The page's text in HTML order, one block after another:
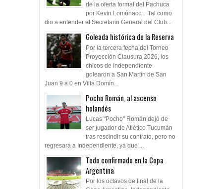
de la oferta formal del Pachuca
por Kevin Lomónaco . Tal como
dio a entender el Secretario General del Club...
Goleada histórica de la Reserva
Por la tercera fecha del Torneo
Proyección Clausura 2026, los
chicos de Independiente
golearon a San Martín de San
Juan 9 a 0 en Villa Domín...
Pocho Román, al ascenso
holandés
Lucas "Pocho" Román dejó de
ser jugador de Atlético Tucumán
tras rescindir su contrato, pero no
regresará a Independiente, ya que ...
Todo confirmado en la Copa
Argentina
Por los octavos de final de la